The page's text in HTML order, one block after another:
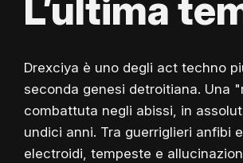
L’ultima
Drexciya è uno degli act techno
seconda genesi detroitiana. Una
combattuta negli abissi, in
undici anni. Tra guerriglieri anfibi
electroidi, tempeste e